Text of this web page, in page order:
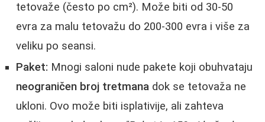
tetovaže (često po cm²). Može biti od 30-50
evra za malu tetovažu do 200-300 evra i više za
veliku po seansi.
Paket: Mnogi saloni nude pakete koji obuhvataju
neograničen broj tretmana dok se tetovaža ne
ukloni. Ovo može biti isplativije, ali zahteva